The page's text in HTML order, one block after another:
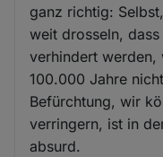
ganz richtig:
weit drosseln,
verhindert werden,
100.000 Jahre
Befürchtung, wir
verringern, ist in
absurd.